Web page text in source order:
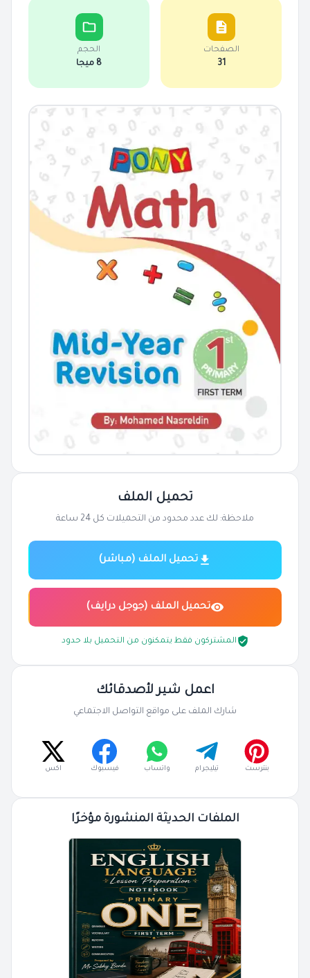
الصفحات
31
الحجم
8 ميجا
تحميل الملف
ملاحظة: لك عدد محدود من التحميلات كل 24 ساعة
تحميل الملف (مباشر)
تحميل الملف (جوجل درايف)
المشتركون فقط يتمكنون من التحميل بلا حدود
اعمل شير لأصدقائك
شارك الملف على مواقع التواصل الاجتماعي
بنترست تيليجرام واتساب فيسبوك اكس
الملفات الحديثة المنشورة مؤخرًا